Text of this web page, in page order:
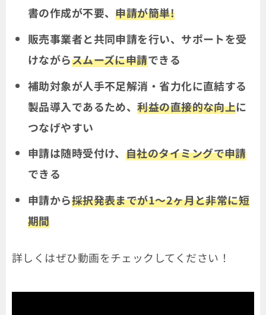
書の作成が不要、申請が簡単!
販売事業者と共同申請を行い、サポートを受
けながらスムーズに申請できる
補助対象が人手不足解消・省力化に直結する
製品導入であるため、利益の直接的な向上に
つなげやすい
申請は随時受付け、 自社のタイミングで申請
できる
申請から採択発表までが1～2ヶ月と非常に短
期間
詳しくはぜひ動画をチェックしてください！